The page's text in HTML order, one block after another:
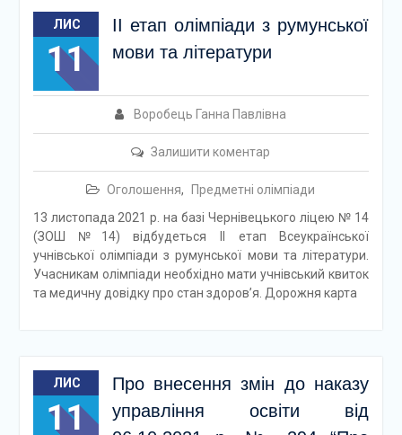
ЛИС
11
ІІ етап олімпіади з румунської
мови та літератури
Воробець Ганна Павлівна
Залишити коментар
Оголошення,
Предметні олімпіади
13 листопада 2021 р. на базі Чернівецького ліцею № 14
(ЗОШ №14) відбудеться ІІ етап Всеукраїнської
учнівської олімпіади з румунської мови та літератури.
Учасникам олімпіади необхідно мати учнівський квиток
та медичну довідку про стан здоров’я. Дорожня карта
ЛИС
11
Про внесення змін до наказу
управління освіти від